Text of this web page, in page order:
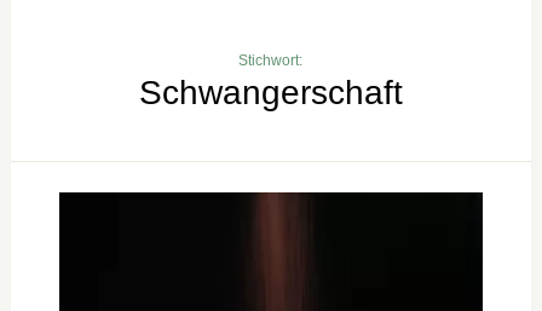
Stichwort:
Schwangerschaft